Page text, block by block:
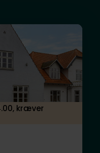
kræver